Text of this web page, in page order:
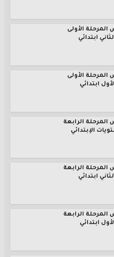
الأولى
ابتدائي
الأولى
ابتدائي
الرابعة
الإبتدائي
الرابعة
ابتدائي
الرابعة
ابتدائي